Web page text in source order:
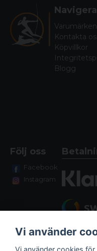
Navigera
Varumärken
Kontakta
Köpvillkor
Blogg
Följ oss
Facebook
Instagram
Vi använder
Vi använder cookies